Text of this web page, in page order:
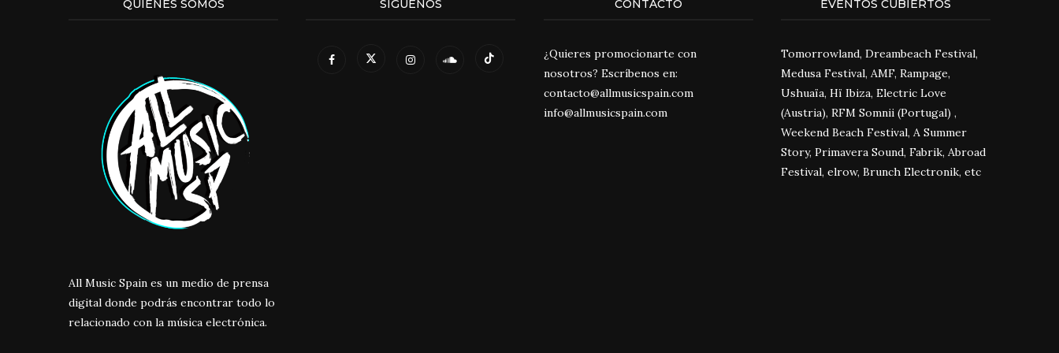
QUIENES SOMOS
All Music Spain es un medio de prensa
digital donde podrás encontrar todo lo
relacionado con la música electrónica.
SÍGUENOS CONTACTO
¿Quieres promocionarte con
nosotros? Escríbenos en:
contacto@allmusicspain.com
info@allmusicspain.com
EVENTOS CUBIERTOS
Tomorrowland, Dreambeach Festival,
Medusa Festival, AMF, Rampage,
Ushuaïa, Hï Ibiza, Electric Love
(Austria), RFM Somnii (Portugal) ,
Weekend Beach Festival, A Summer
Story, Primavera Sound, Fabrik, Abroad
Festival, elrow, Brunch Electronik, etc